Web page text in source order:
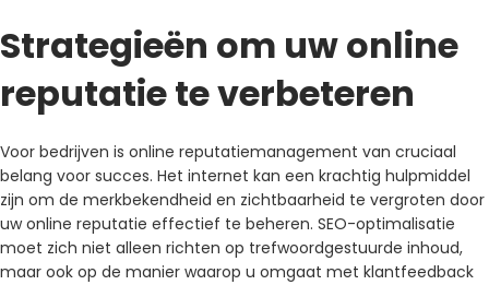
Strategieën om uw online
reputatie te verbeteren
Voor bedrijven is online reputatiemanagement van cruciaal
belang voor succes. Het internet kan een krachtig hulpmiddel
zijn om de merkbekendheid en zichtbaarheid te vergroten door
uw online reputatie effectief te beheren. SEO-optimalisatie
moet zich niet alleen richten op trefwoordgestuurde inhoud,
maar ook op de manier waarop u omgaat met klantfeedback